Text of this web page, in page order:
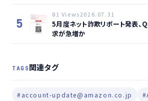
5
81 Views2026.07.31
5月度ネット詐欺リポート発表、
求が急増か
TAGS関連タグ
#account-update@amazon.co.jp